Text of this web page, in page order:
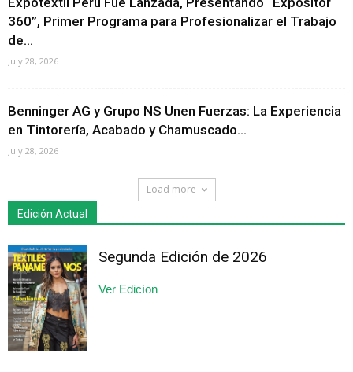
360”, Primer Programa para Profesionalizar el Trabajo
de...
July 28, 2026
Benninger AG y Grupo NS Unen Fuerzas: La Experiencia
en Tintorería, Acabado y Chamuscado...
July 28, 2026
Load more
Edición Actual
Segunda Edición de 2026
Ver Edicíon